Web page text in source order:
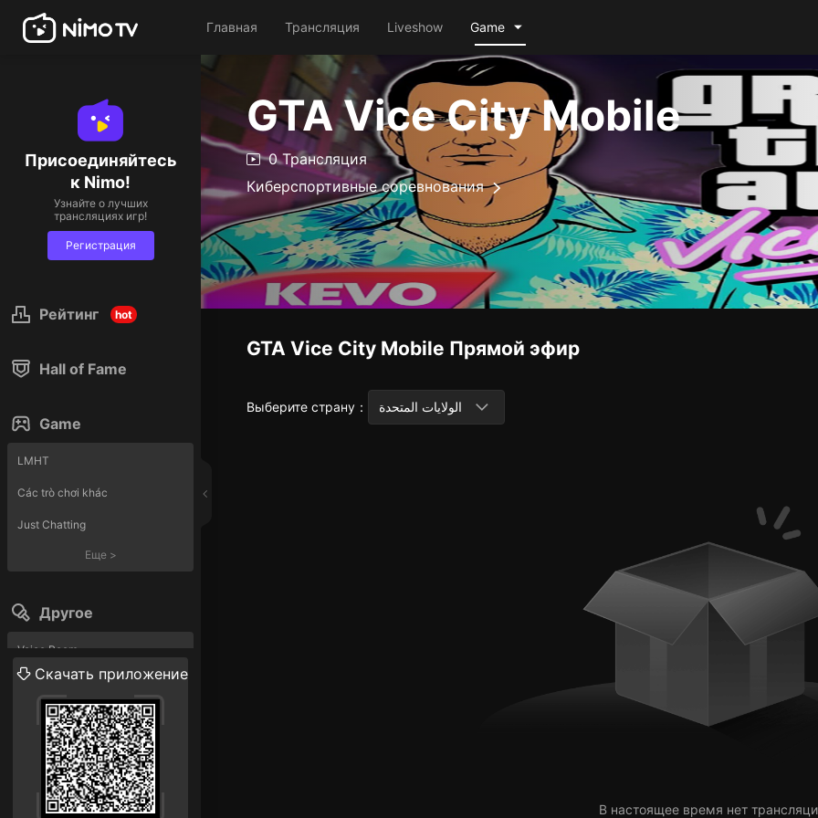
Главная Трансляция Liveshow Game
Присоединяйтесь
к Nimo!
Узнайте о лучших
трансляциях игр!
Регистрация
Рейтинг hot
Hall of Fame
Game
LMHT
Các trò chơi khác
Just Chatting
Еще>
Другое
Voice Room
Прямая трансляция
Еще>
Скачать приложение
GTA Vice City Mobile
0 Трансляция
Киберспортивные соревнования
GTA Vice City Mobile Прямой эфир
Выберите страну ： الولايات المتحدة
В настоящее время нет